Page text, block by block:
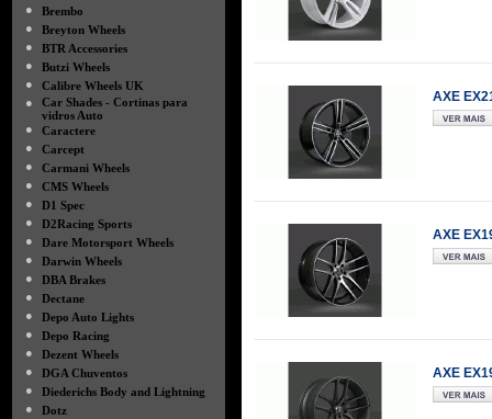
●
Brembo
●
Breyton Wheels
●
BTR Accessories
●
Butzi Wheels
●
Calibre Wheels UK
●
Car Shades - Cortinas para
vidros Auto
●
Caractere
●
Carcept
●
Carmani Wheels
●
CMS Wheels
●
D1 Spec
●
D2Racing Sports
●
Dare Motorsport Wheels
●
Darwin Wheels
●
DBA Brakes
●
Dectane
●
Depo Auto Lights
●
Depo Racing
●
Dezent Wheels
●
DGA Chuventos
●
Diederichs Body and Lightning
●
Dotz
AXE
AXE
AXE